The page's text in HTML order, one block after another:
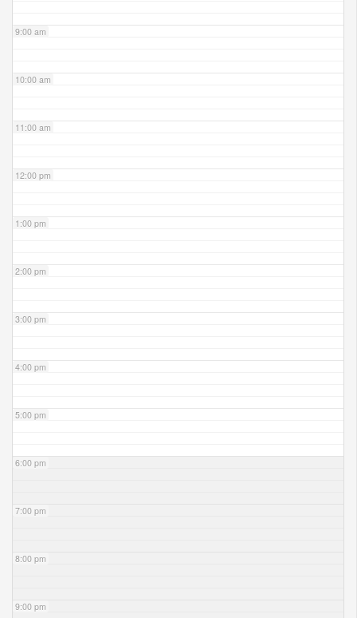
9:00 am
10:00 am
11:00 am
12:00 pm
1:00 pm
2:00 pm
3:00 pm
4:00 pm
5:00 pm
6:00 pm
7:00 pm
8:00 pm
9:00 pm